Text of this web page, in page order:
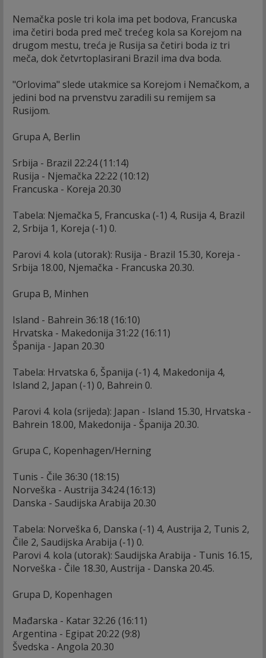
Nemačka posle tri kola ima pet bodova, Francuska
ima četiri boda pred meč trećeg kola sa Korejom na
drugom mestu, treća je Rusija sa četiri boda iz tri
meča, dok četvrtoplasirani Brazil ima dva boda.
"Orlovima" slede utakmice sa Korejom i Nemačkom, a
jedini bod na prvenstvu zaradili su remijem sa
Rusijom.
Grupa A, Berlin
Srbija - Brazil 22:24 (11:14)
Rusija - Njemačka 22:22 (10:12)
Francuska - Koreja 20.30
Tabela: Njemačka 5, Francuska (-1) 4, Rusija 4, Brazil
2, Srbija 1, Koreja (-1) 0.
Parovi 4. kola (utorak): Rusija - Brazil 15.30, Koreja -
Srbija 18.00, Njemačka - Francuska 20.30.
Grupa B, Minhen
Island - Bahrein 36:18 (16:10)
Hrvatska - Makedonija 31:22 (16:11)
Španija - Japan 20.30
Tabela: Hrvatska 6, Španija (-1) 4, Makedonija 4,
Island 2, Japan (-1) 0, Bahrein 0.
Parovi 4. kola (srijeda): Japan - Island 15.30, Hrvatska -
Bahrein 18.00, Makedonija - Španija 20.30.
Grupa C, Kopenhagen/Herning
Tunis - Čile 36:30 (18:15)
Norveška - Austrija 34:24 (16:13)
Danska - Saudijska Arabija 20.30
Tabela: Norveška 6, Danska (-1) 4, Austrija 2, Tunis 2,
Čile 2, Saudijska Arabija (-1) 0.
Parovi 4. kola (utorak): Saudijska Arabija - Tunis 16.15,
Norveška - Čile 18.30, Austrija - Danska 20.45.
Grupa D, Kopenhagen
Mađarska - Katar 32:26 (16:11)
Argentina - Egipat 20:22 (9:8)
Švedska - Angola 20.30